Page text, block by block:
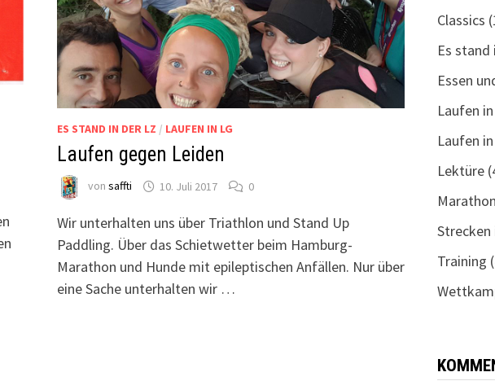
ES STAND IN DER LZ / LAUFEN IN LG
Laufen gegen Leiden
von saffti 10. Juli 2017 0
Wir unterhalten uns über Triathlon und Stand Up
Paddling. Über das Schietwetter beim Hamburg-
Marathon und Hunde mit epileptischen Anfällen. Nur über
eine Sache unterhalten wir …
Classics
Es stand
Essen
Laufen in
Laufen
Lektüre
Marathon
Strecken
Training